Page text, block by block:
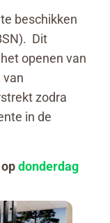
beschikken
Dit
openen van
van
zodra
in de
opdonderdag